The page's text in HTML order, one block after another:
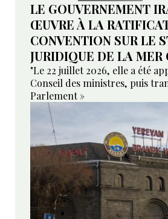
LE GOUVERNEMENT
ŒUVRE À LA
CONVENTION SUR LE
JURIDIQUE DE LA MER
"Le 22 juillet 2026, elle a été
Conseil des ministres, puis
Parlement »